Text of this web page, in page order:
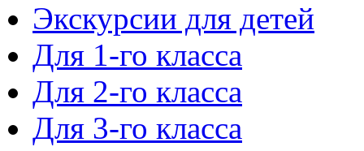
Экскурсии для детей
Для 1-го класса
Для 2-го класса
Для 3-го класса